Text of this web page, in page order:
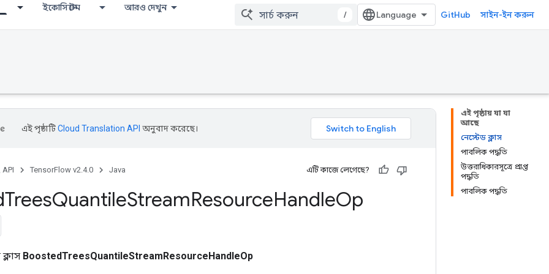
ইকোসিস্টেম আরও দেখুন
/ GitHub সাইন-ইন করুন
এই পৃষ্ঠায় যা যা
আছে
নেস্টেড ক্লাস
পাবলিক পদ্ধতি
উত্তরাধিকারসূত্রে প্রাপ্ত
পদ্ধতি
পাবলিক পদ্ধতি
এই পৃষ্ঠাটিCloud Translation API অনুবাদ করেছে।
API TensorFlow v2.4.0 Java এটি কাজে লেগেছে?
TreesQuantileStreamResourceHandleOp
BoostedTreesQuantileStreamResourceHandleOp